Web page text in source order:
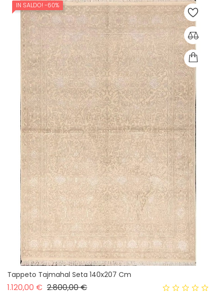
IN SALDO! -60%
Tappeto Tajmahal Seta 140x207 Cm
1.120,00 € Prezzo base
2.800,00 €Prezzo